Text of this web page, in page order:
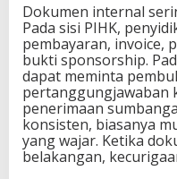
Dokumen internal
Pada sisi PIHK,
pembayaran, invoice,
bukti sponsorship.
dapat meminta
pertanggungjawaban
penerimaan
konsisten, biasanya
yang wajar. Ketika
belakangan,